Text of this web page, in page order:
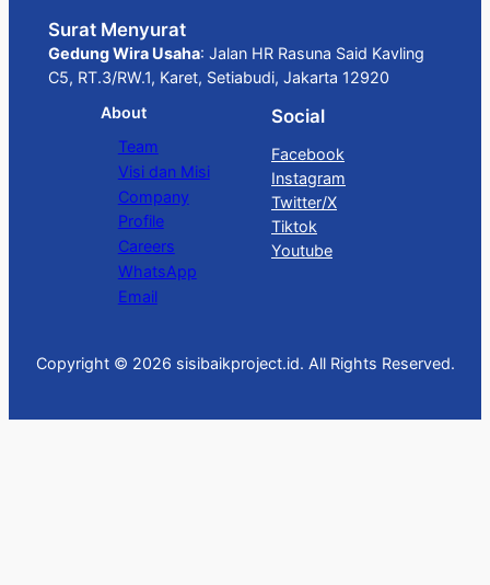
Surat Menyurat
Gedung Wira Usaha: Jalan HR Rasuna Said Kavling
C5, RT.3/RW.1, Karet, Setiabudi, Jakarta 12920
About
Team
Visi dan Misi
Company
Profile
Careers
WhatsApp
Email
Social
Facebook
Instagram
Twitter/X
Tiktok
Youtube
Copyright © 2026 sisibaikproject.id. All Rights Reserved.